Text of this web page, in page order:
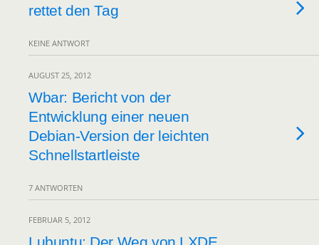
rettet den Tag
KEINE ANTWORT
AUGUST 25, 2012
Wbar: Bericht von der
Entwicklung einer neuen
Debian-Version der leichten
Schnellstartleiste
7 ANTWORTEN
FEBRUAR 5, 2012